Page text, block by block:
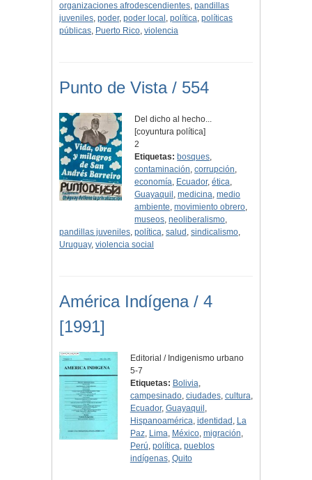
organizaciones afrodescendientes, pandillas
juveniles, poder, poder local , política, políticas
públicas, Puerto Rico, violencia
Punto de Vista / 554
Del dicho al hecho...
[coyuntura política]
2
Etiquetas: bosques,
contaminación,corrupción,
economía, Ecuador,ética,
Guayaquil ,medicina,medio
ambiente,movimiento obrero,
museos,neoliberalismo,
pandillas juveniles, política, salud , sindicalismo,
Uruguay, violencia social
América Indígena / 4
[1991]
Editorial / Indigenismo urbano
5-7
Etiquetas: Bolivia,
campesinado, ciudades, cultura,
Ecuador, Guayaquil ,
Hispanoamérica, identidad , La
Paz, Lima, México, migración,
Perú, política, pueblos
indígenas, Quito